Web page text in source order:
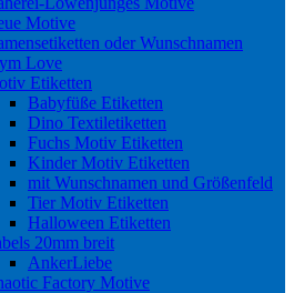
Motive
oder Wunschnamen
Love
Etiketten
Babyfüße Etiketten
Dino Textiletiketten
Fuchs Motiv Etiketten
Kinder Motiv Etiketten
mit Wunschnamen und Größenfeld
Tier Motiv Etiketten
Halloween Etiketten
20mm breit
AnkerLiebe
Factory Motive